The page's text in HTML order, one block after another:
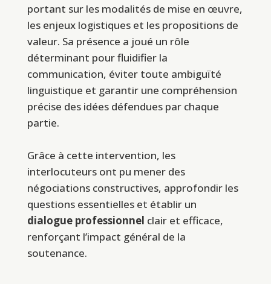
portant sur les modalités de mise en œuvre,
les enjeux logistiques et les propositions de
valeur. Sa présence a joué un rôle
déterminant pour fluidifier la
communication, éviter toute ambiguïté
linguistique et garantir une compréhension
précise des idées défendues par chaque
partie.
Grâce à cette intervention, les
interlocuteurs ont pu mener des
négociations constructives, approfondir les
questions essentielles et établir un
dialogue professionnel clair et efficace,
renforçant l’impact général de la
soutenance.